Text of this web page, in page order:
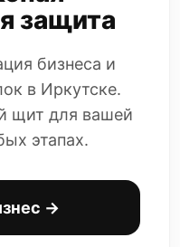
защита
бизнеса и
в Иркутске.
щит для вашей
этапах.
→